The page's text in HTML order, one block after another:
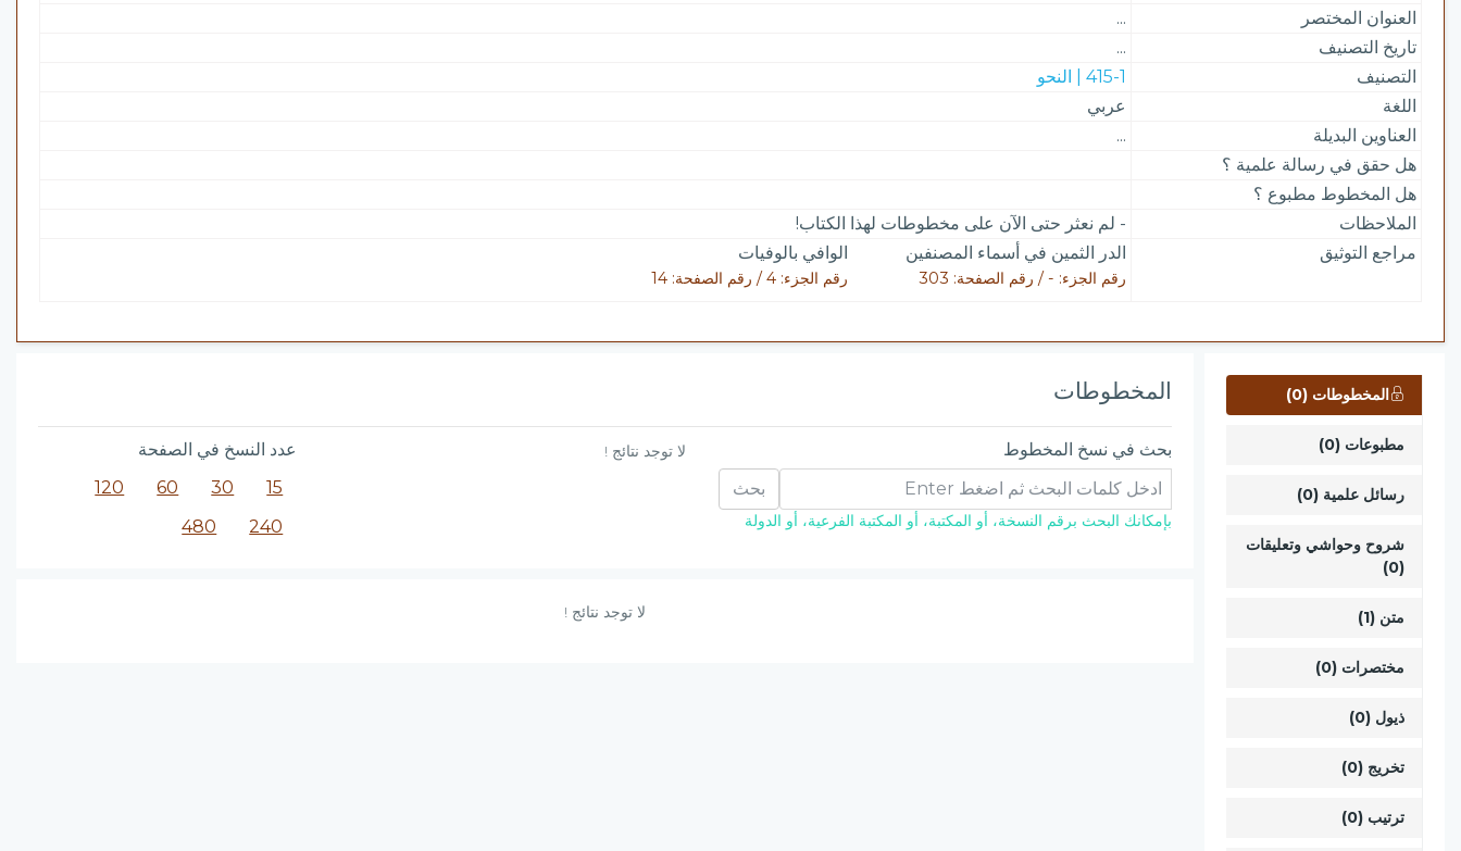
العنوان المختصر
...
تاريخ التصنيف
...
التصنيف
415-1 | النحو
اللغة
عربي
العناوين البديلة
...
هل حقق في رسالة علمية ؟
هل المخطوط مطبوع ؟
الملاحظات
- لم نعثر حتى الآن على مخطوطات لهذا الكتاب!
مراجع التوثيق
الدر الثمين في أسماء المصنفين
رقم الجزء: - / رقم الصفحة: 303
الوافي بالوفيات
رقم الجزء: 4 / رقم الصفحة: 14
المخطوطات (0)
مطبوعات (0)
رسائل علمية (0)
شروح وحواشي وتعليقات
(0)
متن (1)
مختصرات (0)
ذيول (0)
تخريج (0)
ترتيب (0)
المخطوطات
بحث في نسخ المخطوط
بحث
بإمكانك البحث برقم النسخة، أو المكتبة، أو المكتبة الفرعية، أو الدولة
لا توجد نتائج !
عدد النسخ في الصفحة
15
30
60
120
240
480
لا توجد نتائج !